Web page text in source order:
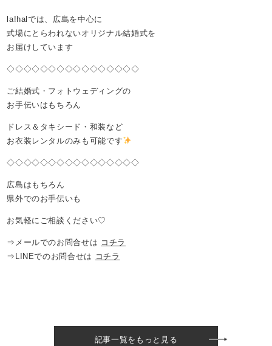
la!halでは、広島を中心に
式場にとらわれないオリジナル結婚式を
お届けしています
◇◇◇◇◇◇◇◇◇◇◇◇◇◇◇◇
ご結婚式・フォトウェディングの
お手伝いはもちろん
ドレス＆タキシード・和装など
お衣装レンタルのみも可能です
◇◇◇◇◇◇◇◇◇◇◇◇◇◇◇◇
広島はもちろん
県外でのお手伝いも
お気軽にご相談ください♡
⇒メールでのお問合せは コチラ
⇒LINEでのお問合せは コチラ
記事一覧をもっと見る